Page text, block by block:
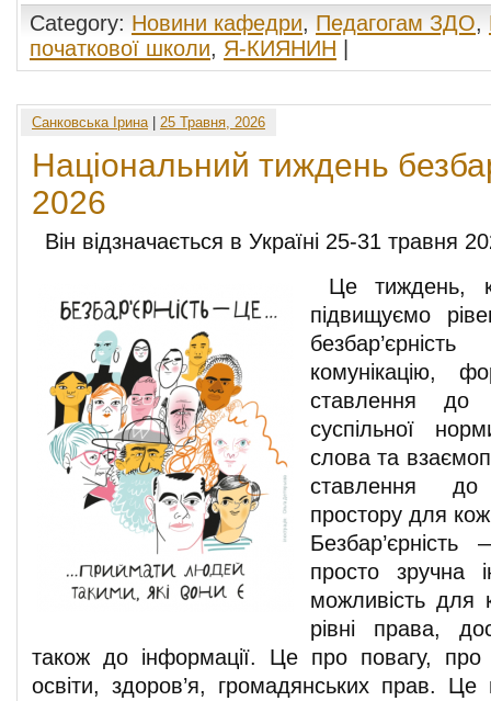
Category: Новини кафедри, Педагогам ЗДО,
початкової школи, Я-КИЯНИН
Санковська Ірина| 25 Травня, 2026
Національний тиждень
2026
Він відзначається в Україні 25-31 травня
Це тиждень,
підвищуємо
комунікацію,
ставлення до
суспільної
слова та
ставлення до
простору для
просто зручна
можливість для
рівні права,
також до інформації. Це про повагу, про
освіти, здоров’я, громадянських прав.